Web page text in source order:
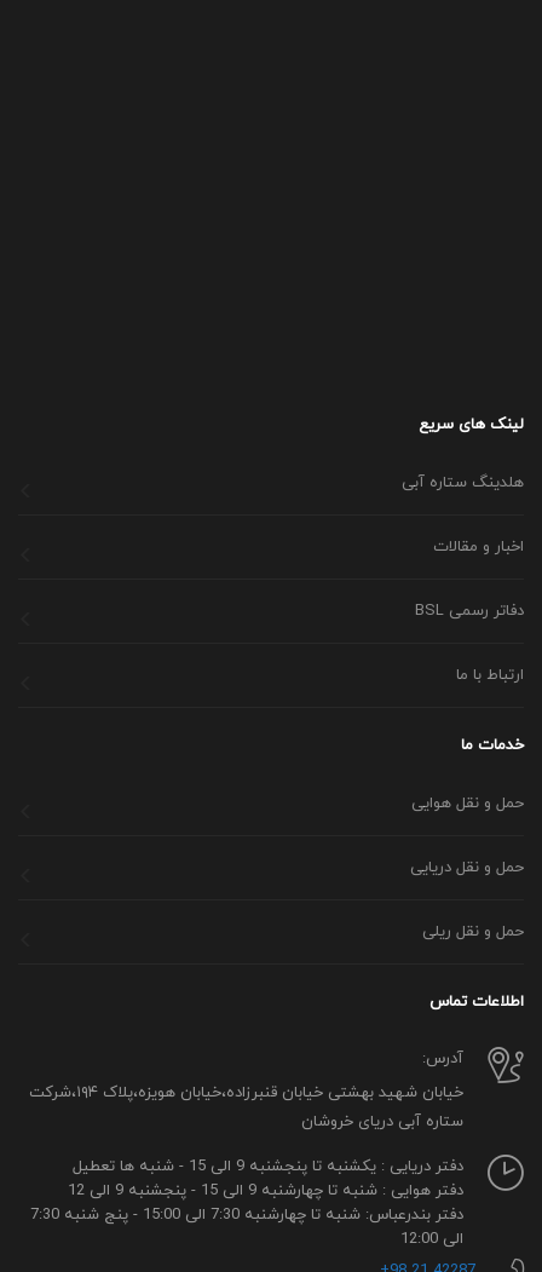
لینک های سریع
هلدینگ ستاره آبی
اخبار و مقالات
دفاتر رسمی BSL
ارتباط با ما
خدمات ما
حمل و نقل هوایی
حمل و نقل دریایی
حمل و نقل ریلی
اطلاعات تماس
آدرس:
خیابان شهید بهشتی خیابان قنبرزاده،خیابان هویزه،پلاک ۱۹۴،شرکت
ستاره آبی دریای خروشان
دفتر دریایی : یکشنبه تا پنجشنبه 9 الی 15 - شنبه ها تعطیل
دفتر هوایی : شنبه تا چهارشنبه 9 الی 15 - پنجشنبه 9 الی 12
دفتر بندرعباس: شنبه تا چهارشنبه 7:30 الی 15:00 - پنج شنبه 7:30
الی 12:00